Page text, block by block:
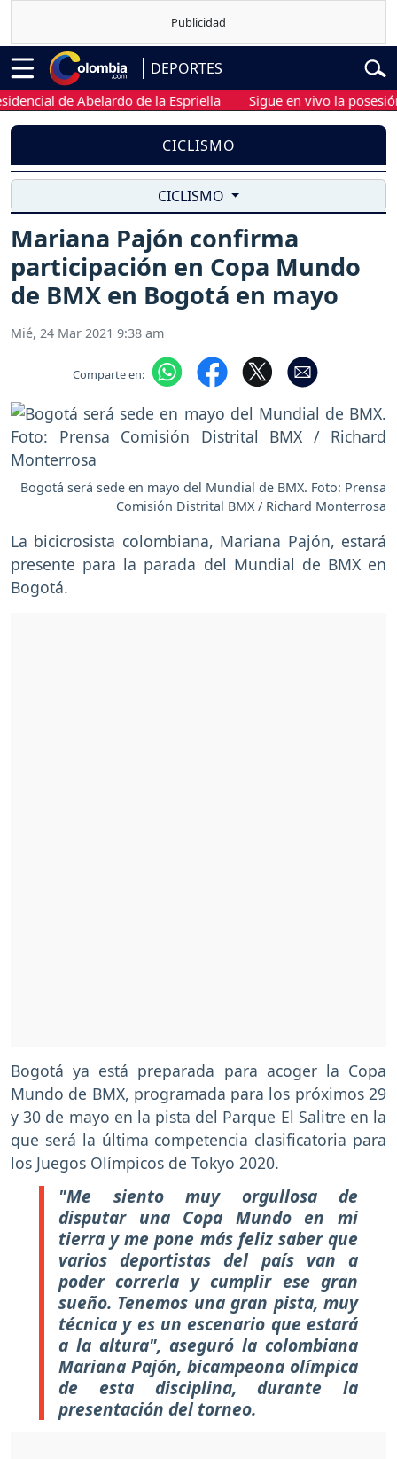
DEPORTES
de Abelardo de la Espriella Sigue en vivo la posesión
CICLISMO
CICLISMO
Mariana Pajón confirma
participación en Copa Mundo
de BMX en Bogotá en mayo
Mié, 24 Mar 2021 9:38 am
Comparte en:
Bogotá será sede en mayo del Mundial de BMX. Foto: Prensa
Comisión Distrital BMX / Richard Monterrosa
La bicicrosista colombiana, Mariana Pajón, estará
presente para la parada del Mundial de BMX en
Bogotá.
Bogotá ya está preparada para acoger la Copa
Mundo de BMX, programada para los próximos 29
y 30 de mayo en la pista del Parque El Salitre en la
que será la última competencia clasificatoria para
los Juegos Olímpicos de Tokyo 2020.
"Me siento muy orgullosa de
disputar una Copa Mundo en mi
tierra y me pone más feliz saber que
varios deportistas del país van a
poder correrla y cumplir ese gran
sueño. Tenemos una gran pista, muy
técnica y es un escenario que estará
a la altura", aseguró la colombiana
Mariana Pajón, bicampeona olímpica
de esta disciplina, durante la
presentación del torneo.